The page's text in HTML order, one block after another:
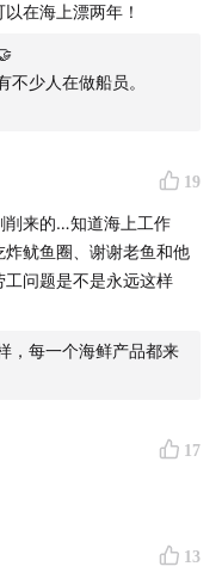
在海上漂两年！
不少人在做船员。
19
削来的…知道海上工作
鱿鱼圈、谢谢老鱼和他
问题是不是永远这样
，每一个海鲜产品都来
17
13